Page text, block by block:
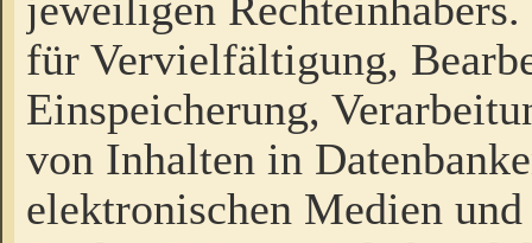
für Vervielfältigung,
Einspeicherung,
von Inhalten in
elektronischen Medien